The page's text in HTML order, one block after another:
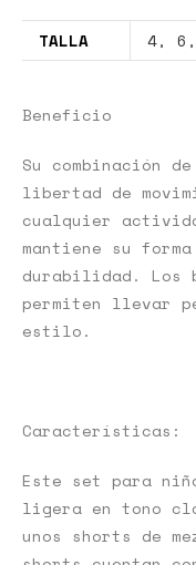
TALLA 4, 6 ,
Beneficio
Su combinación
libertad de
cualquier
mantiene su
durabilidad.
permiten llevar
estilo.
Características:
Este set para
ligera en tono
unos shorts de